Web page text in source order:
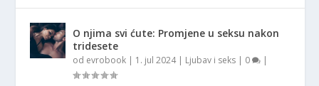
O njima svi ćute: Promjene u seksu nakon
tridesete
od evrobook | 1. jul 2024| Ljubav i seks | 0 |